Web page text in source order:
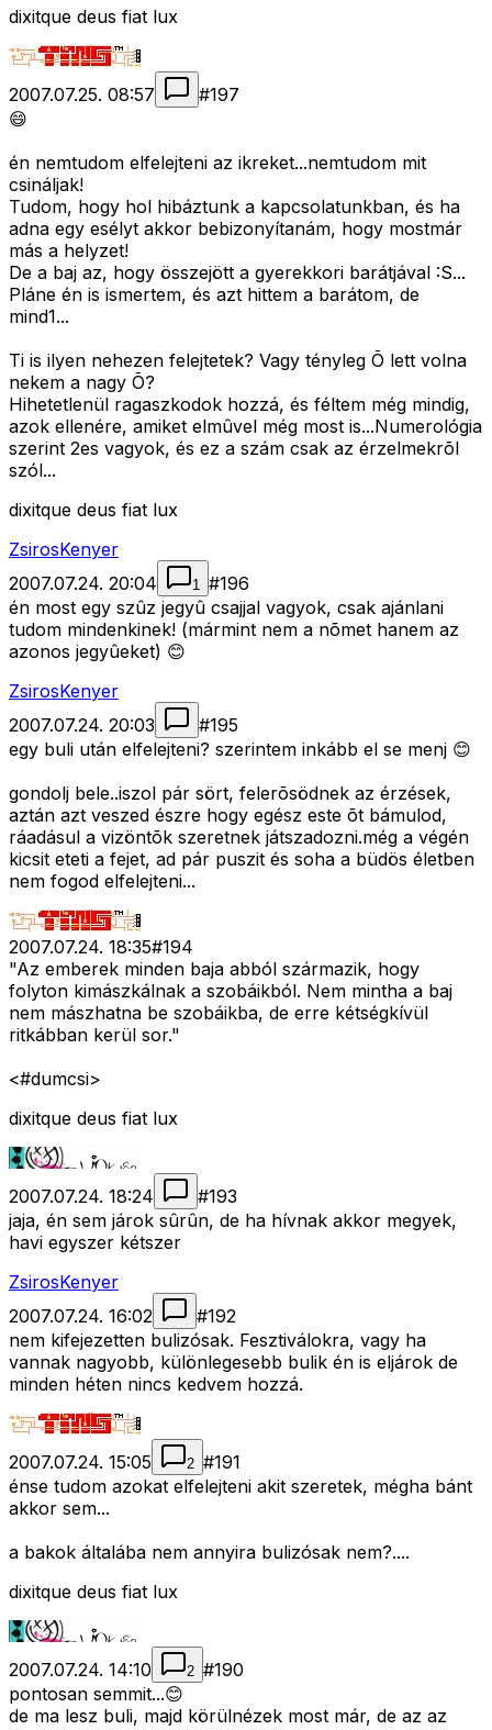
dixitque deus fiat lux
2007.07.25. 08:57 #197
😄
én nemtudom elfelejteni az ikreket...nemtudom mit
csináljak!
Tudom, hogy hol hibáztunk a kapcsolatunkban, és ha
adna egy esélyt akkor bebizonyítanám, hogy mostmár
más a helyzet!
De a baj az, hogy összejött a gyerekkori barátjával :S...
Pláne én is ismertem, és azt hittem a barátom, de
mind1...
Ti is ilyen nehezen felejtetek? Vagy tényleg Õ lett volna
nekem a nagy Õ?
Hihetetlenül ragaszkodok hozzá, és féltem még mindig,
azok ellenére, amiket elmûvel még most is...Numerológia
szerint 2es vagyok, és ez a szám csak az érzelmekrõl
szól...
dixitque deus fiat lux
ZsirosKenyer
2007.07.24. 20:04
1 #196
én most egy szûz jegyû csajjal vagyok, csak ajánlani
tudom mindenkinek! (mármint nem a nõmet hanem az
azonos jegyûeket) 😊
ZsirosKenyer
2007.07.24. 20:03
#195
egy buli után elfelejteni? szerintem inkább el se menj 😊
gondolj bele..iszol pár sört, felerõsödnek az érzések,
aztán azt veszed észre hogy egész este õt bámulod,
ráadásul a vizöntõk szeretnek játszadozni.még a végén
kicsit eteti a fejet, ad pár puszit és soha a büdös életben
nem fogod elfelejteni...
2007.07.24. 18:35#194
"Az emberek minden baja abból származik, hogy
folyton kimászkálnak a szobáikból. Nem mintha a baj
nem mászhatna be szobáikba, de erre kétségkívül
ritkábban kerül sor."
<#dumcsi>
dixitque deus fiat lux
2007.07.24. 18:24 #193
jaja, én sem járok sûrûn, de ha hívnak akkor megyek,
havi egyszer kétszer
ZsirosKenyer
2007.07.24. 16:02
#192
nem kifejezetten bulizósak. Fesztiválokra, vagy ha
vannak nagyobb, különlegesebb bulik én is eljárok de
minden héten nincs kedvem hozzá.
2007.07.24. 15:05 2 #191
énse tudom azokat elfelejteni akit szeretek, mégha bánt
akkor sem...
a bakok általába nem annyira bulizósak nem?....
dixitque deus fiat lux
2007.07.24. 14:10 2 #190
pontosan semmit...😊
de ma lesz buli, majd körülnézek most már, de az az